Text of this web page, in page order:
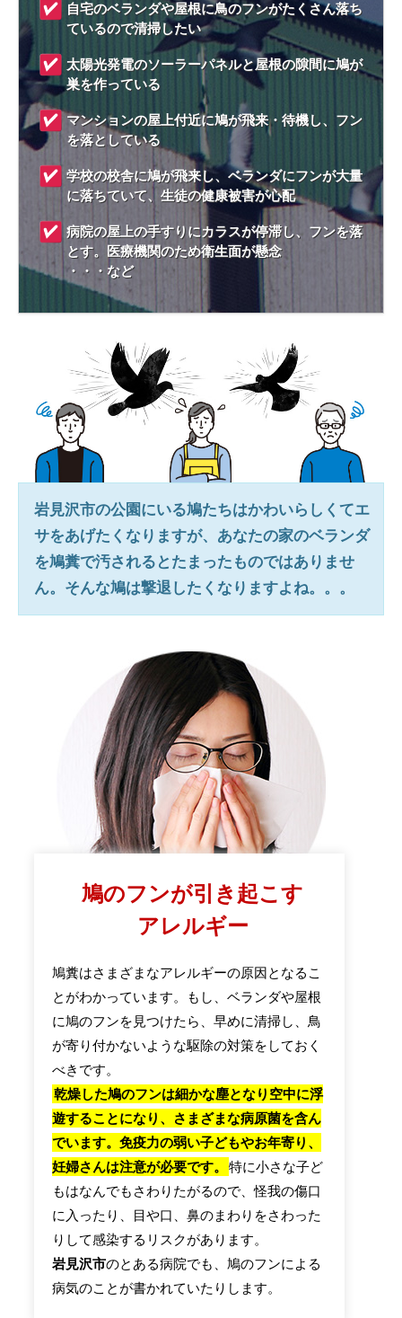
自宅のベランダや屋根に鳥のフンがたくさん落ち
ているので清掃したい
太陽光発電のソーラーパネルと屋根の隙間に鳩が
巣を作っている
マンションの屋上付近に鳩が飛来・待機し、フン
を落としている
学校の校舎に鳩が飛来し、ベランダにフンが大量
に落ちていて、生徒の健康被害が心配
病院の屋上の手すりにカラスが停滞し、フンを落
とす。医療機関のため衛生面が懸念
・・・など
岩見沢市の公園にいる鳩たちはかわいらしくてエ
サをあげたくなりますが、あなたの家のベランダ
を鳩糞で汚されるとたまったものではありませ
ん。そんな鳩は撃退したくなりますよね。。。
鳩のフンが引き起こす
アレルギー
鳩糞はさまざまなアレルギーの原因となるこ
とがわかっています。もし、ベランダや屋根
に鳩のフンを見つけたら、早めに清掃し、鳥
が寄り付かないような駆除の対策をしておく
べきです。
乾燥した鳩のフンは細かな塵となり空中に浮
遊することになり、さまざまな病原菌を含ん
でいます。免疫力の弱い子どもやお年寄り、
妊婦さんは注意が必要です。
特に小さな子ど
もはなんでもさわりたがるので、怪我の傷口
に入ったり、目や口、鼻のまわりをさわった
りして感染するリスクがあります。
岩見沢市のとある病院でも、鳩のフンによる
病気のことが書かれていたりします。